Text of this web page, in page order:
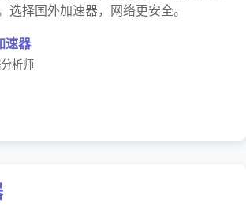
选择国外加速器，网络更安全。
速器
析师